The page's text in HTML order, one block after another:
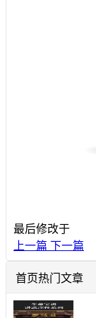
最后修改于
上一篇 下一篇
首页热门文章